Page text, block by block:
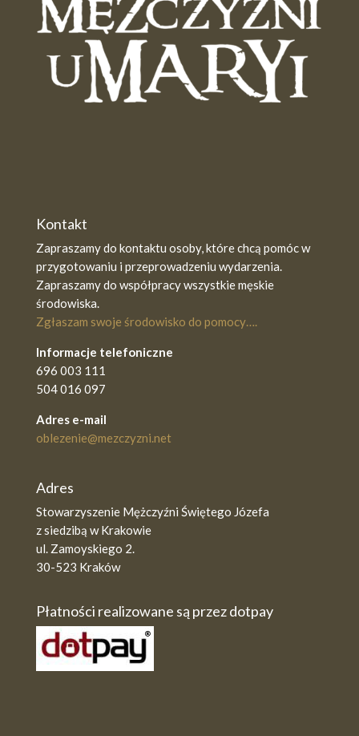
Kontakt
Zapraszamy do kontaktu osoby, które chcą pomóc w
przygotowaniu i przeprowadzeniu wydarzenia.
Zapraszamy do współpracy wszystkie męskie
środowiska.
Zgłaszam swoje środowisko do pomocy….
Informacje telefoniczne
696 003 111
504 016 097
Adres e-mail
oblezenie@mezczyzni.net
Adres
Stowarzyszenie Mężczyźni Świętego Józefa
z siedzibą w Krakowie
ul. Zamoyskiego 2.
30-523 Kraków
Płatności realizowane są przez dotpay